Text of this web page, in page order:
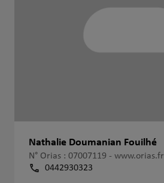
Nathalie Doumanian Fouilhé
N° Orias : 07007119 - www.orias.fr
0442930323